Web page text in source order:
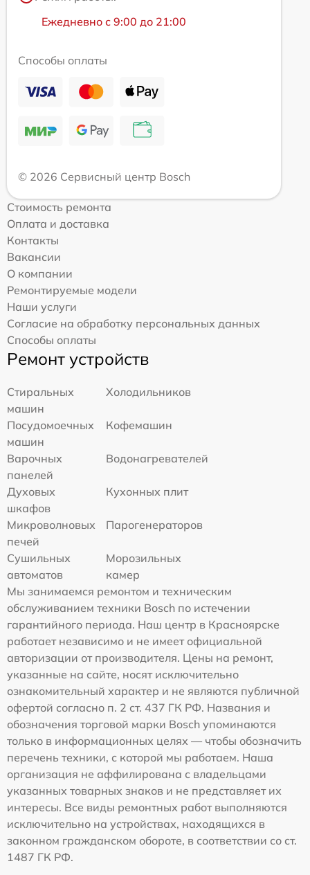
Ежедневно с 9:00 до 21:00
Способы оплаты
© 2026 Сервисный центр Bosch
Стоимость ремонта
Оплата и доставка
Контакты
Вакансии
О компании
Ремонтируемые модели
Наши услуги
Согласие на обработку персональных данных
Способы оплаты
Ремонт устройств
Стиральных
машин
Холодильников
Посудомоечных
машин
Кофемашин
Варочных
панелей
Водонагревателей
Духовых
шкафов
Кухонных плит
Микроволновых
печей
Парогенераторов
Сушильных
автоматов
Морозильных
камер
Мы занимаемся ремонтом и техническим
обслуживанием техники Bosch по истечении
гарантийного периода. Наш центр в Красноярске
работает независимо и не имеет официальной
авторизации от производителя. Цены на ремонт,
указанные на сайте, носят исключительно
ознакомительный характер и не являются публичной
офертой согласно п. 2 ст. 437 ГК РФ. Названия и
обозначения торговой марки Bosch упоминаются
только в информационных целях — чтобы обозначить
перечень техники, с которой мы работаем. Наша
организация не аффилирована с владельцами
указанных товарных знаков и не представляет их
интересы. Все виды ремонтных работ выполняются
исключительно на устройствах, находящихся в
законном гражданском обороте, в соответствии со ст.
1487 ГК РФ.